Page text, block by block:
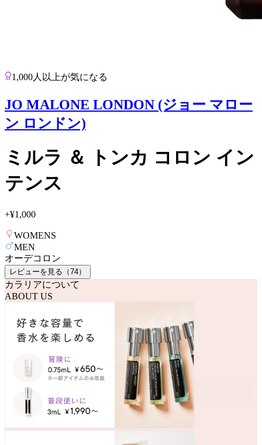
1,000人以上が気になる
JO MALONE LONDON (ジョー マロー
ン ロンドン)
ミルラ ＆ トンカ コロン イン
テンス
+¥1,000
WOMENS
MEN
オーデコロン
レビューを見る（74）
カラリアについて
ABOUT US